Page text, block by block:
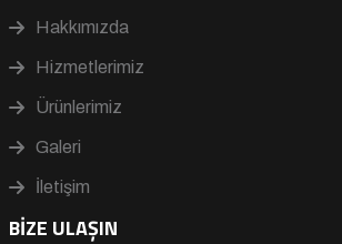
Hakkımızda
Hizmetlerimiz
Ürünlerimiz
Galeri
İletişim
BIZE ULAŞIN